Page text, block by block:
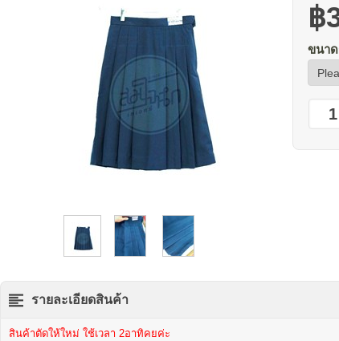
฿
ขนาด
รายละเอียดสินค้า
สินค้าตัดให้ใหม่ ใช้เวลา 2อาทิคยค่ะ